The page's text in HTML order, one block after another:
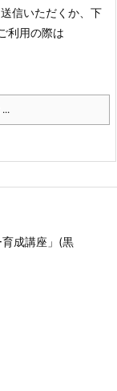
信いただくか、下
利用の際は
成講座」(黒